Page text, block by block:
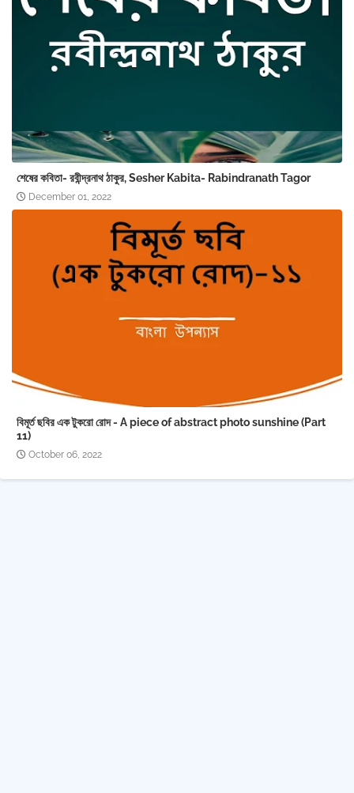
শেষের কবিতা- রবীন্দ্রনাথ ঠাকুর, Sesher Kabita- Rabindranath Tagor
December 01, 2022
বিমূর্ত ছবির এক টুকরো রোদ - A piece of abstract photo sunshine (Part
11)
October 06, 2022